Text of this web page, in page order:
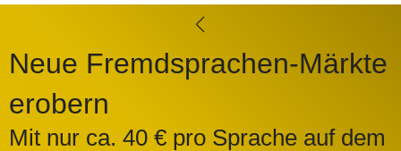
Neue Fremdsprachen-Märkte
erobern
Mit nur ca. 40 € pro Sprache auf dem